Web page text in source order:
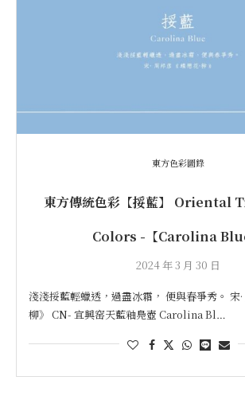
東方色彩圖錄
東方傳統色彩【挼藍】
Colors -【Carolina
2024 年 3 月 30 日
淺淺挼藍輕蠟透，過盡冰霜， 便與春爭秀。 宋·
柳》 CN- 宜興窑天藍釉鳧壺 Carolina Bl…